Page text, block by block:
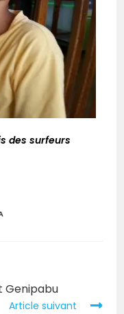
des surfeurs
Genipabu
Article suivant